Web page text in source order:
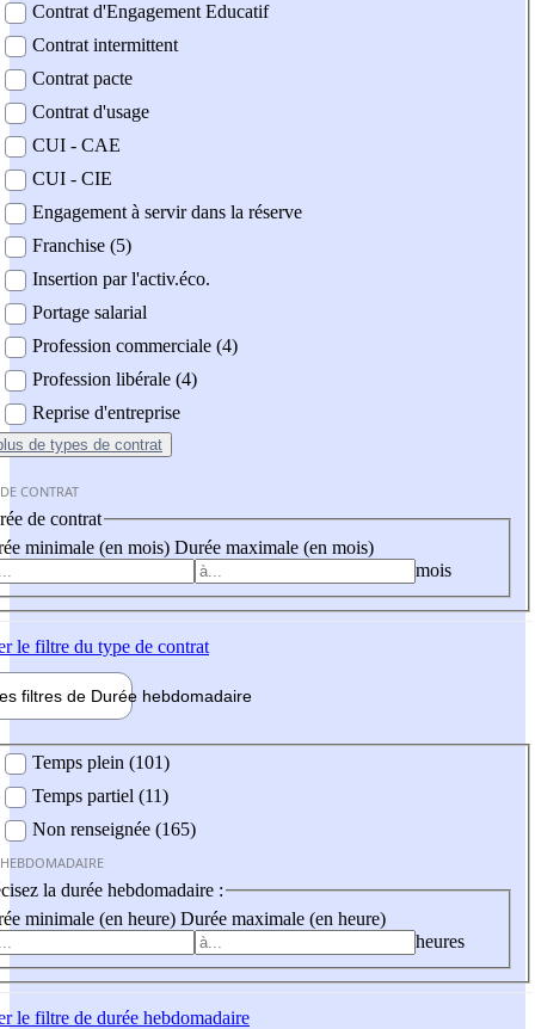
Contrat d'Engagement Educatif
Contrat intermittent
Contrat pacte
Contrat d'usage
CUI - CAE
CUI - CIE
Engagement à servir dans la réserve
Franchise (5)
Insertion par l'activ.éco.
Portage salarial
Profession commerciale (4)
Profession libérale (4)
Reprise d'entreprise
de types de contrat
CONTRAT
de contrat
minimale (en mois) Durée maximale (en mois)
mois
le filtre du type de contrat
filtres de Durée hebdomadaire
Temps plein (101)
Temps partiel (11)
Non renseignée (165)
la durée hebdomadaire :
minimale (en heure) Durée maximale (en heure)
heures
le filtre de durée hebdomadaire